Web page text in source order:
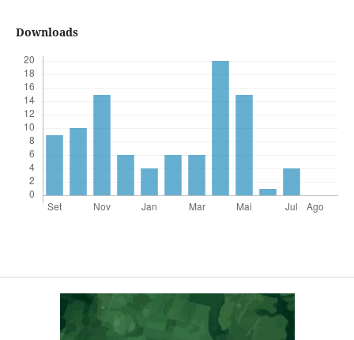
Downloads